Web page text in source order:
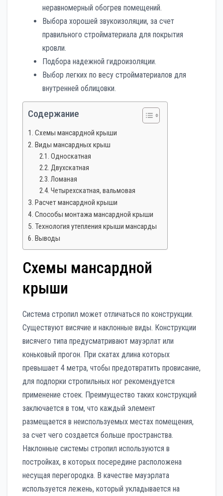
неравномерный обогрев помещений.
Выбора хорошей звукоизоляции, за счет
правильного стройматериала для покрытия
кровли.
Подбора надежной гидроизоляции.
Выбор легких по весу стройматериалов для
внутренней облицовки.
Содержание
Схемы мансардной крыши
Виды мансардных крыш
Односкатная
Двухскатная
Ломаная
Четырехскатная, вальмовая
Расчет мансардной крыши
Способы монтажа мансардной крыши
Технология утепления крыши мансарды
Выводы
Схемы мансардной
крыши
Система стропил может отличаться по конструкции.
Существуют висячие и наклонные виды. Конструкции
висячего типа предусматривают мауэрлат или
коньковый прогон. При скатах длина которых
превышает 4 метра, чтобы предотвратить провисание,
для подпорки стропильных ног рекомендуется
применение стоек. Преимущество таких конструкций
заключается в том, что каждый элемент
размещается в неиспользуемых местах помещения,
за счет чего создается больше пространства.
Наклонные системы стропил используются в
постройках, в которых посередине расположена
несущая перегородка. В качестве мауэрлата
используется лежень, который укладывается на